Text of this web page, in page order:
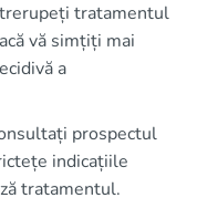
tratamentul
vă simțiți mai
a
prospectul
indicațiile
tratamentul.